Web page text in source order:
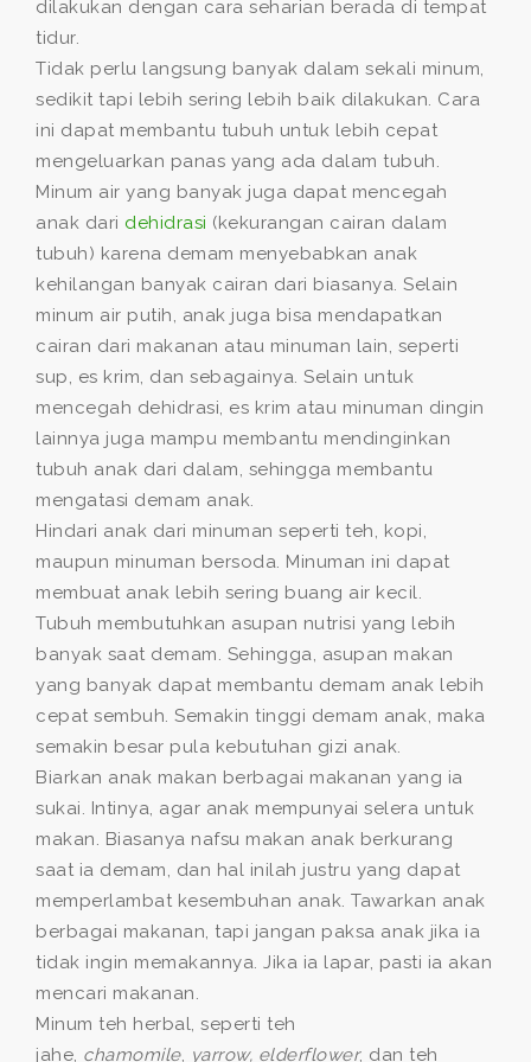
dilakukan dengan cara seharian berada di tempat
tidur.
Tidak perlu langsung banyak dalam sekali minum,
sedikit tapi lebih sering lebih baik dilakukan. Cara
ini dapat membantu tubuh untuk lebih cepat
mengeluarkan panas yang ada dalam tubuh.
Minum air yang banyak juga dapat mencegah
anak dari dehidrasi (kekurangan cairan dalam
tubuh) karena demam menyebabkan anak
kehilangan banyak cairan dari biasanya. Selain
minum air putih, anak juga bisa mendapatkan
cairan dari makanan atau minuman lain, seperti
sup, es krim, dan sebagainya. Selain untuk
mencegah dehidrasi, es krim atau minuman dingin
lainnya juga mampu membantu mendinginkan
tubuh anak dari dalam, sehingga membantu
mengatasi demam anak.
Hindari anak dari minuman seperti teh, kopi,
maupun minuman bersoda. Minuman ini dapat
membuat anak lebih sering buang air kecil.
Tubuh membutuhkan asupan nutrisi yang lebih
banyak saat demam. Sehingga, asupan makan
yang banyak dapat membantu demam anak lebih
cepat sembuh. Semakin tinggi demam anak, maka
semakin besar pula kebutuhan gizi anak.
Biarkan anak makan berbagai makanan yang ia
sukai. Intinya, agar anak mempunyai selera untuk
makan. Biasanya nafsu makan anak berkurang
saat ia demam, dan hal inilah justru yang dapat
memperlambat kesembuhan anak. Tawarkan anak
berbagai makanan, tapi jangan paksa anak jika ia
tidak ingin memakannya. Jika ia lapar, pasti ia akan
mencari makanan.
Minum teh herbal, seperti teh
jahe, chamomile, yarrow, elderflower, dan teh